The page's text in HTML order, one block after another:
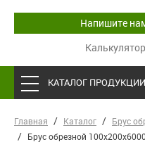
Напишите
КАТАЛОГ ПРОДУКЦИИ
Главная Каталог
Брус
Брус обрезной 100х200х6000